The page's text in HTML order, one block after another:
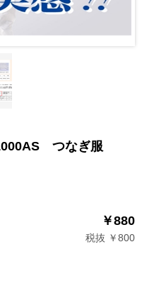
つなぎ服
￥880
税抜 ￥800